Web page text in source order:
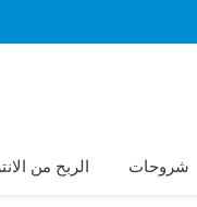
شروحات الربح من